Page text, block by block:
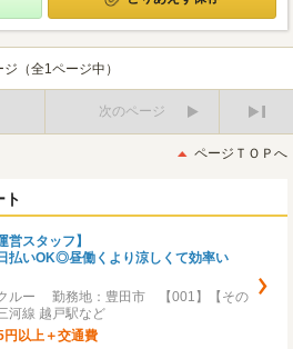
ジ（全1ページ中）
次のページ
後
ページＴＯＰへ
ト
営スタッフ】
払いOK◎昼働くより涼しくて効率い
ルー 勤務地：豊田市 【001】【その
河線 越戸駅など
以上＋交通費